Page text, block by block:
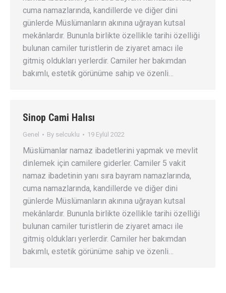
cuma namazlarında, kandillerde ve diğer dini
günlerde Müslümanların akınına uğrayan kutsal
mekânlardır. Bununla birlikte özellikle tarihi özelliği
bulunan camiler turistlerin de ziyaret amacı ile
gitmiş oldukları yerlerdir. Camiler her bakımdan
bakımlı, estetik görünüme sahip ve özenli…
Sinop Cami Halısı
Genel By selcuklu 19 Eylül 2022
Müslümanlar namaz ibadetlerini yapmak ve mevlit
dinlemek için camilere giderler. Camiler 5 vakit
namaz ibadetinin yanı sıra bayram namazlarında,
cuma namazlarında, kandillerde ve diğer dini
günlerde Müslümanların akınına uğrayan kutsal
mekânlardır. Bununla birlikte özellikle tarihi özelliği
bulunan camiler turistlerin de ziyaret amacı ile
gitmiş oldukları yerlerdir. Camiler her bakımdan
bakımlı, estetik görünüme sahip ve özenli…